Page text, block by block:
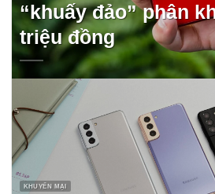
“khuấy đảo” phân
triệu đồng
KHUYẾN MẠI